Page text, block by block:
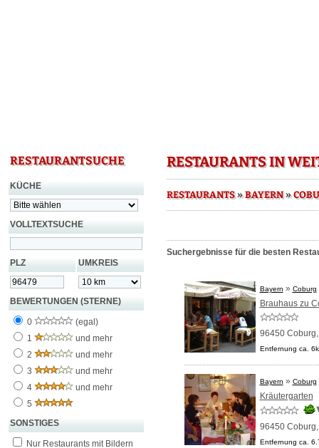
RESTAURANTSUCHE
KÜCHE
VOLLTEXTSUCHE
PLZ UMKREIS
BEWERTUNGEN (STERNE)
0
(egal)
1
und mehr
2
und mehr
3
und mehr
4
und mehr
5
SONSTIGES
Nur Restaurants mit Bildern
RESTAURANTS IN
RESTAURANTS»BAYERN»
Suchergebnisse für die besten
Bayern » Coburg
Brauhaus zu
96450
Entfernung ca.
Bayern » Coburg
Kräutergarten
96450
Entfernung ca.